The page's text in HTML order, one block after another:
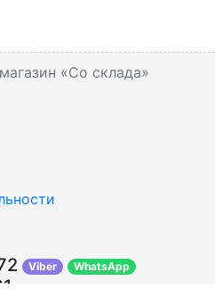
«Со склада»
Viber WhatsApp